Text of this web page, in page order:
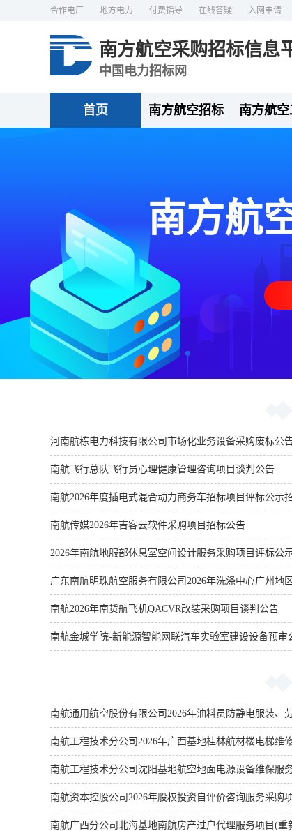
合作电厂 地方电力 付费指导 在线答疑 入网申请
南方航空采购招标信息
中国电力招标网
首页 南方航空招标 南方航
南方航
河南航栋电力科技有限公司市场化业务设备采购废标公
南航飞行总队飞行员心理健康管理咨询项目谈判公告
南航2026年度插电式混合动力商务车招标项目评标公示
南航传媒2026年吉客云软件采购项目招标公告
2026年南航地服部休息室空间设计服务采购项目评标公
广东南航明珠航空服务有限公司2026年洗涤中心广州地
南航2026年南货航飞机QACVR改装采购项目谈判公告
南航金城学院-新能源智能网联汽车实验室建设设备预审
南航通用航空股份有限公司2026年油料员防静电服装、
南航工程技术分公司2026年广西基地桂林航材楼电梯维
南航工程技术分公司沈阳基地航空地面电源设备维保服
南航资本控股公司2026年股权投资自评价咨询服务采购
南航广西分公司北海基地南航房产过户代理服务项目(重